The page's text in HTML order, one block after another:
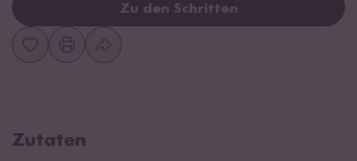
Zu den Schritten
Zutaten